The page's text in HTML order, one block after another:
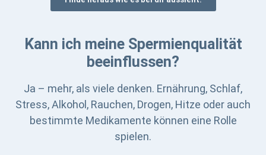
Kann ich meine Spermienqualität
beeinflussen?
Ja – mehr, als viele denken. Ernährung, Schlaf,
Stress, Alkohol, Rauchen, Drogen, Hitze oder auch
bestimmte Medikamente können eine Rolle
spielen.